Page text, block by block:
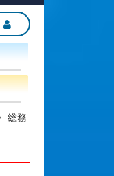
総務